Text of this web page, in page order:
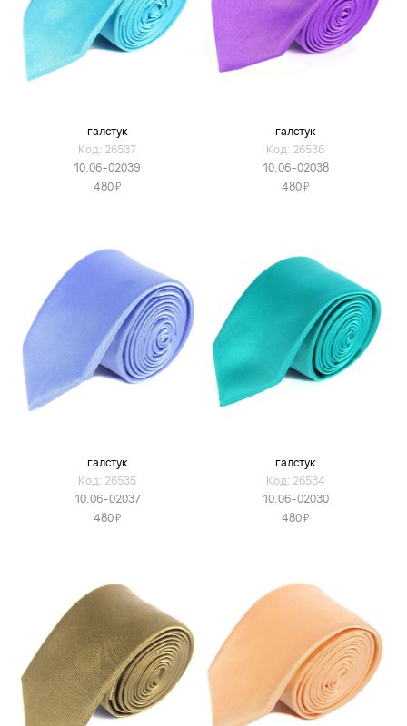
галстук
Код: 26537
10.06-02039
480Я
галстук
Код: 26536
10.06-02038
480Я
галстук
Код: 26535
10.06-02037
480Я
галстук
Код: 26534
10.06-02030
480Я